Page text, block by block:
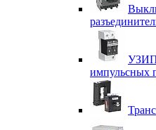
УЗИП
импульсных